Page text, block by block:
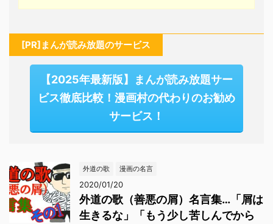
[PR]まんが読み放題のサービス
【2025年最新版】まんが読み放題サー
ビス徹底比較！漫画村の代わりのお勧め
サービス！
外道の歌 漫画の名言
2020/01/20
外道の歌（善悪の屑）名言集…「屑は
生きるな」「もう少し苦しんでから